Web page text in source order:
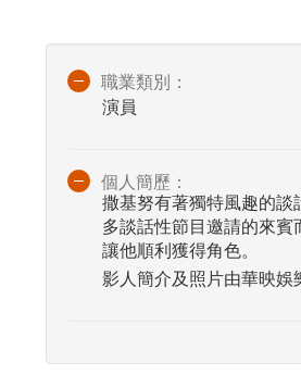
職業類別：
演員
個人簡歷：
撒基努有著獨特風趣的
多談話性節目邀請的來賓
讓他順利獲得角色。
影人簡介及照片由華映娛